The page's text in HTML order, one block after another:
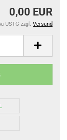
0,00 EUR
USTG zzgl. Versand